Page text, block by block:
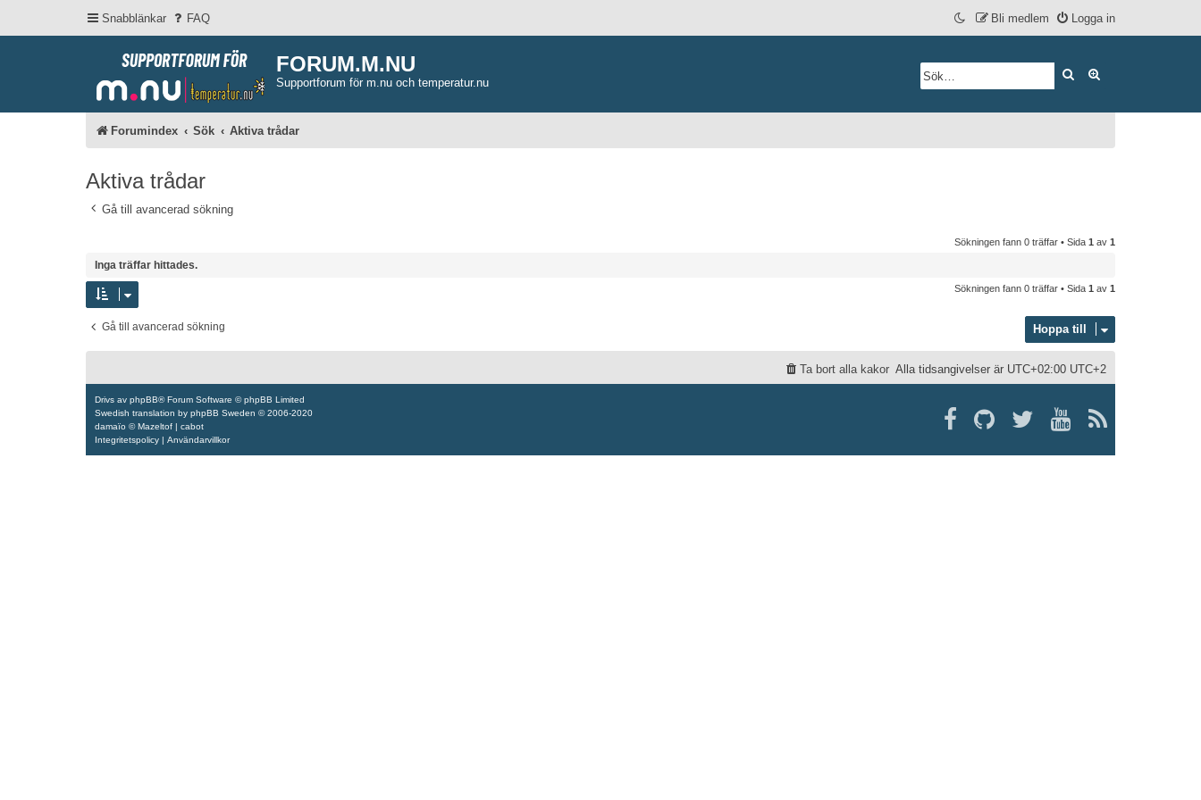
Snabblänkar FAQ Logga in
Bli medlem
FORUM.M.NU
Supportforum för m.nu och temperatur.nu
Sök
Forumindex Sök Aktiva trådar
Aktiva trådar
Gå till avancerad sökning
Sökningen fann 0 träffar • Sida 1 av 1
Inga träffar hittades.
Sökningen fann 0 träffar • Sida 1 av 1
Gå till avancerad sökning Hoppa till
Alla tidsangivelser är UTC+02:00 UTC+2
Ta bort alla kakor
Drivs av phpBB® Forum Software © phpBB Limited
Swedish translation by phpBB Sweden © 2006-2020
damaïo ©Mazeltof | cabot
Integritetspolicy | Användarvillkor